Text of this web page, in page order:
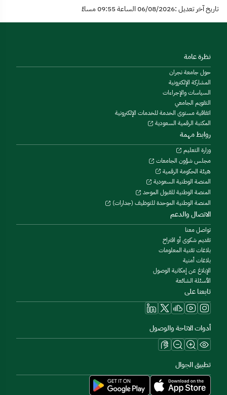
تاريخ آخر تعديل :06/08/2026 الساعة 09:55 مساءً
نظرة عامة
حول جامعة نجران
المشاركة الإلكترونية
السياسات والإجراءات
التقويم الجامعي
اتفاقية مستوى الخدمة للخدمات الإلكترونية
المكتبة الرقمية السعودية
روابط مهمة
وزارة التعليم
مجلس شؤون الجامعات
هيئة الحكومة الرقمية
المنصة الوطنية السعودية
المنصة الوطنية للقبول الموحد
المنصة الوطنية الموحدة للتوظيف (جدارات)
الاتصال والدعم
تواصل معنا
تقديم شكوى أو اقتراح
بلاغات تقنية المعلومات
بلاغات أمنية
الإبلاغ عن إمكانية الوصول
الأسئلة الشائعة
تابعنا على
أدوات الاتاحة والوصول
تطبيق الجوال